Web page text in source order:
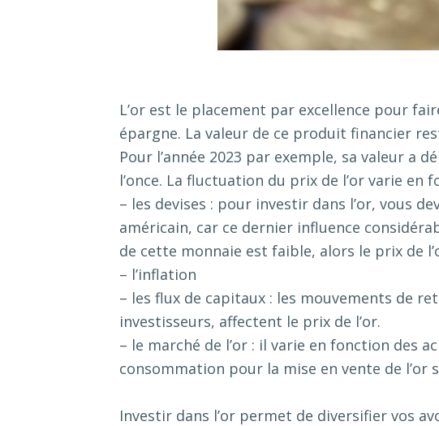
L’or est le placement par excellence pour
épargne. La valeur de ce produit financier
Pour l’année 2023 par exemple, sa valeur a
l’once. La fluctuation du prix de l’or varie en
– les devises : pour investir dans l’or, vous
américain, car ce dernier influence
de cette monnaie est faible, alors le prix de
– l’inflation
– les flux de capitaux : les mouvements de
investisseurs, affectent le prix de l’or.
– le marché de l’or : il varie en fonction des
consommation pour la mise en vente de l’or
Investir dans l’or permet de diversifier vos